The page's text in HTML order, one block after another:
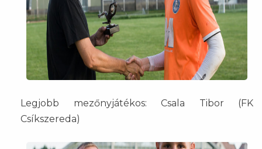
Legjobb mezőnyjátékos: Csala Tibor (FK
Csíkszereda)